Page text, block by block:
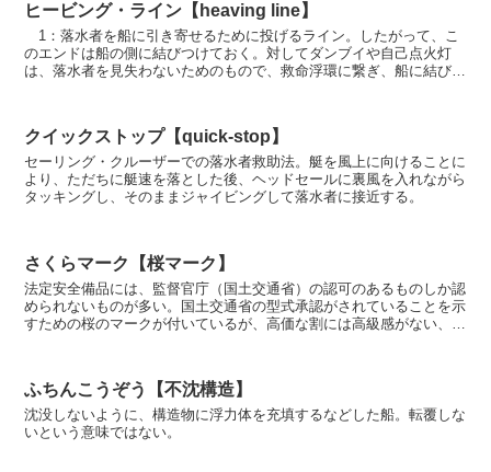
ヒービング・ライン【heaving line】
1：落水者を船に引き寄せるために投げるライン。したがって、こ
のエンドは船の側に結びつけておく。対してダンブイや自己点火灯
は、落水者を見失わないためのもので、救命浮環に繋ぎ、船に結びつ
クイックストップ【quick-stop】
セーリング・クルーザーでの落水者救助法。艇を風上に向けることに
より、ただちに艇速を落とした後、ヘッドセールに裏風を入れながら
タッキングし、そのままジャイビングして落水者に接近する。
さくらマーク【桜マーク】
法定安全備品には、監督官庁（国土交通省）の認可のあるものしか認
められないものが多い。国土交通省の型式承認がされていることを示
すための桜のマークが付いているが、高価な割には高級感がない、ダ
ふちんこうぞう【不沈構造】
沈没しないように、構造物に浮力体を充填するなどした船。転覆しな
いという意味ではない。